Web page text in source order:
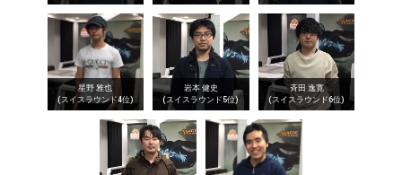
星野 雅也
(スイスラウンド4位)
岩本 健史
(スイスラウンド5位)
斉田 逸寛
(スイスラウンド6位)